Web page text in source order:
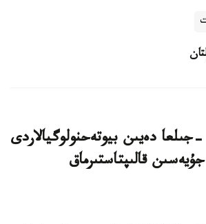
قازاقستان 2036 -جىلعا دەيىن بيوتەحنولوگيالاردى
قالىپتاستىرماق